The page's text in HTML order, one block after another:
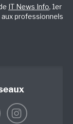
IT News Info, 1er
professionnels